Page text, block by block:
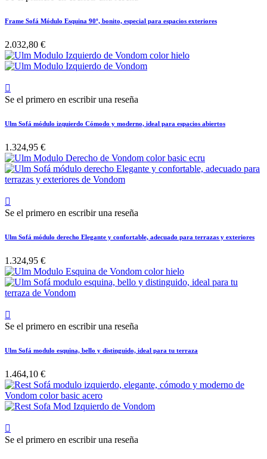
Frame Sofá Módulo Esquina 90º, bonito, especial para espacios exteriores
2.032,80 €

Se el primero en escribir una reseña
Ulm Sofá módulo izquierdo Cómodo y moderno, ideal para espacios abiertos
1.324,95 €

Se el primero en escribir una reseña
Ulm Sofá módulo derecho Elegante y confortable, adecuado para terrazas y exteriores
1.324,95 €

Se el primero en escribir una reseña
Ulm Sofá modulo esquina, bello y distinguido, ideal para tu terraza
1.464,10 €

Se el primero en escribir una reseña